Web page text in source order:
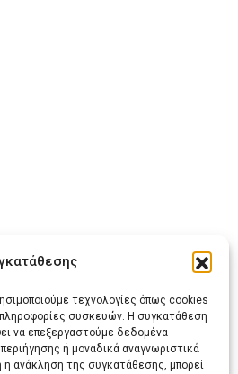
τεχνολογίες όπως cookies
συσκευών. Η συγκατάθεση
να επεξεργαστούμε δεδομένα
ή μοναδικά αναγνωριστικά
ανάκληση της συγκατάθεσης, μπορεί